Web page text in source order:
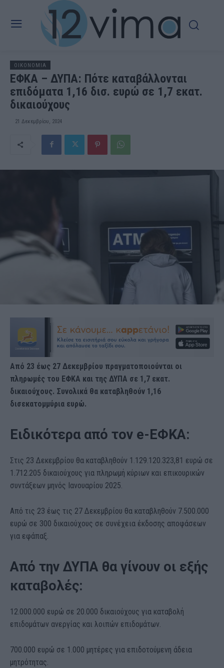
OIKONOMIA
ΕΦΚΑ – ΔΥΠΑ: Πότε καταβάλλονται
επιδόματα 1,16 δισ. ευρώ σε 1,7 εκατ.
δικαιούχους
21 Δεκεμβρίου, 2024
Από 23 έως 27 Δεκεμβρίου πραγματοποιούνται οι
πληρωμές του ΕΦΚΑ και της ΔΥΠΑ σε 1,7 εκατ.
δικαιούχους. Συνολικά θα καταβληθούν 1,16
δισεκατομμύρια ευρώ.
Ειδικότερα από τον e-ΕΦΚΑ:
Στις 23 Δεκεμβρίου θα καταβληθούν 1.129.120.323,81 ευρώ σε
1.712.205 δικαιούχους για πληρωμή κύριων και επικουρικών
συντάξεων μηνός Ιανουαρίου 2025.
Από τις 23 έως τις 27 Δεκεμβρίου θα καταβληθούν 7.500.000
ευρώ σε 300 δικαιούχους σε συνέχεια έκδοσης αποφάσεων
για εφάπαξ.
Από την ΔΥΠΑ θα γίνουν οι εξής
καταβολές:
12.000.000 ευρώ σε 20.000 δικαιούχους για καταβολή
επιδομάτων ανεργίας και λοιπών επιδομάτων.
700.000 ευρώ σε 1.000 μητέρες για επιδοτούμενη άδεια
μητρότητας.